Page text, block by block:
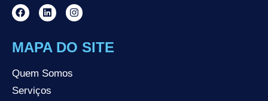
MAPA DO SITE
Quem Somos
Serviços